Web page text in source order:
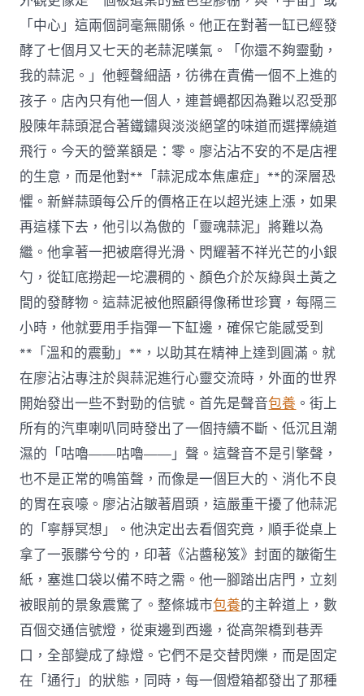
「中心」這兩個詞毫無關係。他正在對著一缸已經發
酵了七個月又七天的老蒜泥嘆氣。「你還不夠靈動，
我的蒜泥。」他輕聲細語，彷彿在責備一個不上進的
孩子。店內只有他一個人，連蒼蠅都因為難以忍受那
股陳年蒜頭混合著鐵鏽與淡淡絕望的味道而選擇繞道
飛行。今天的營業額是：零。廖沾沾不安的不是店裡
的生意，而是他對**「蒜泥成本焦慮症」**的深層恐
懼。新鮮蒜頭每公斤的價格正在以超光速上漲，如果
再這樣下去，他引以為傲的「靈魂蒜泥」將難以為
繼。他拿著一把被磨得光滑、閃耀著不祥光芒的小銀
勺，從缸底撈起一坨濃稠的、顏色介於灰綠與土黃之
間的發酵物。這蒜泥被他照顧得像稀世珍寶，每隔三
小時，他就要用手指彈一下缸邊，確保它能感受到
**「溫和的震動」**，以助其在精神上達到圓滿。就
在廖沾沾專注於與蒜泥進行心靈交流時，外面的世界
開始發出一些不對勁的信號。首先是聲音包養 。街上
所有的汽車喇叭同時發出了一個持續不斷、低沉且潮
濕的「咕嚕——咕嚕——」聲。這聲音不是引擎聲，
也不是正常的鳴笛聲，而像是一個巨大的、消化不良
的胃在哀嚎。廖沾沾皺著眉頭，這嚴重干擾了他蒜泥
的「寧靜冥想」。他決定出去看個究竟，順手從桌上
拿了一張髒兮兮的，印著《沾醬秘笈》封面的皺衛生
紙，塞進口袋以備不時之需。他一腳踏出店門，立刻
被眼前的景象震驚了。整條城市包養的主幹道上，數
百個交通信號燈，從東邊到西邊，從高架橋到巷弄
口，全部變成了綠燈。它們不是交替閃爍，而是固定
在「通行」的狀態，同時，每一個燈箱都發出了那種